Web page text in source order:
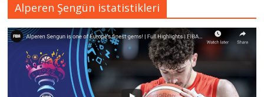
Alperen Şengün istatistikleri